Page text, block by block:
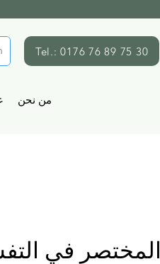
Tel.: 0176 76 89 75 30
من نحن
المختصر في